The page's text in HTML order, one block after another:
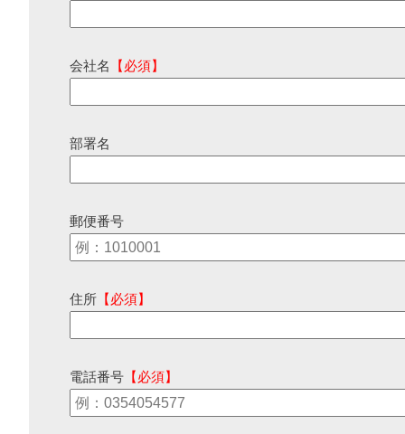
会社名 【必須】
部署名
郵便番号
住所 【必須】
電話番号 【必須】